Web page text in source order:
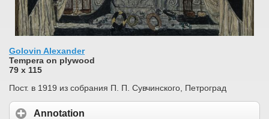
Golovin Alexander
Tempera on plywood
79 х 115
Пост. в 1919 из собрания П. П. Сувчинского, Петроград
Annotation